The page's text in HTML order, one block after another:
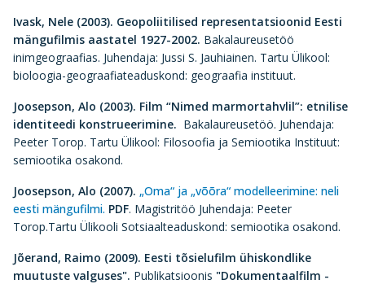
Ivask, Nele (2003). Geopoliitilised representatsioonid Eesti
mängufilmis aastatel 1927-2002. Bakalaureusetöö
inimgeograafias. Juhendaja: Jussi S. Jauhiainen. Tartu Ülikool:
bioloogia-geograafiateaduskond: geograafia instituut.
Joosepson, Alo (2003). Film “Nimed marmortahvlil”: etnilise
identiteedi konstrueerimine. Bakalaureusetöö. Juhendaja:
Peeter Torop. Tartu Ülikool: Filosoofia ja Semiootika Instituut:
semiootika osakond.
Joosepson, Alo (2007). „Oma“ ja „võõra“ modelleerimine: neli
eesti mängufilmi. PDF. Magistritöö Juhendaja: Peeter
Torop.Tartu Ülikooli Sotsiaalteaduskond: semiootika osakond.
Jõerand, Raimo (2009). Eesti tõsielufilm ühiskondlike
muutuste valguses". Publikatsioonis "Dokumentaalfilm -